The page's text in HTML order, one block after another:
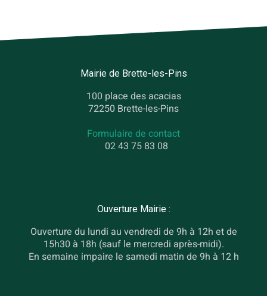
Mairie de Brette-les-Pins
100 place des acacias
72250 Brette-les-Pins
Formulaire de contact
02 43 75 83 08
Ouverture Mairie :
Ouverture du lundi au vendredi de 9h à 12h et de
15h30 à 18h (sauf le mercredi après-midi).
En semaine impaire le samedi matin de 9h à 12 h